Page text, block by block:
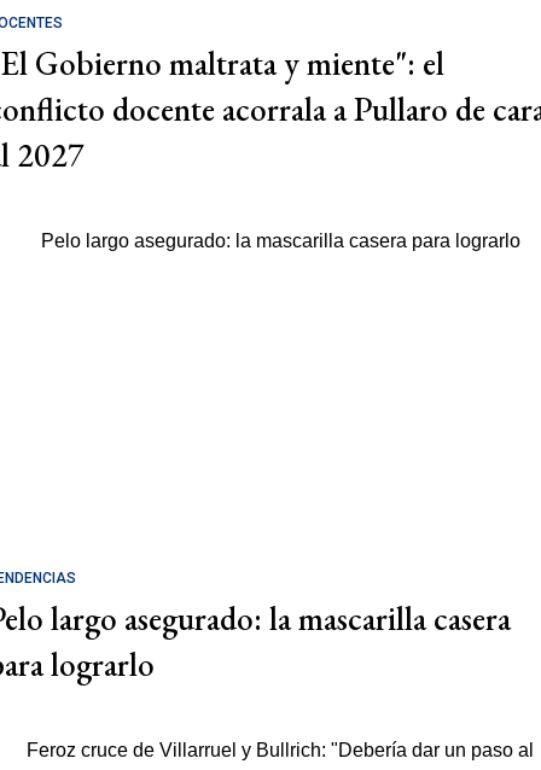
Gobierno maltrata y miente": el
docente acorrala a Pullaro de
2027
largo asegurado: la mascarilla casera
lograrlo